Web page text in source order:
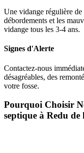
Une vidange régulière
débordements et les
vidange tous les 3-4 ans.
Signes d'Alerte
Contactez-nous
désagréables, des
votre fosse.
Pourquoi Choisir
septique à Redu